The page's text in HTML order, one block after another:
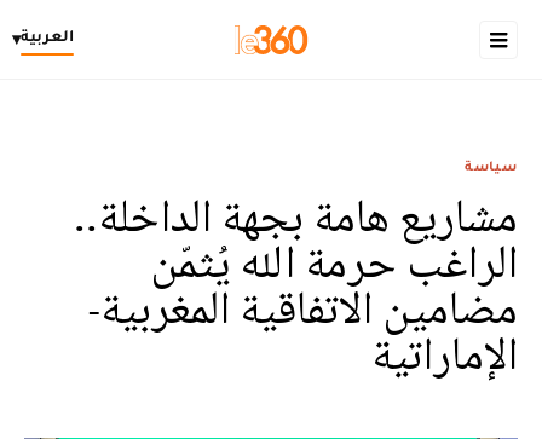
العربية▾
سياسة
مشاريع هامة بجهة الداخلة..
الراغب حرمة الله يُثمّن
مضامين الاتفاقية المغربية-
الإماراتية